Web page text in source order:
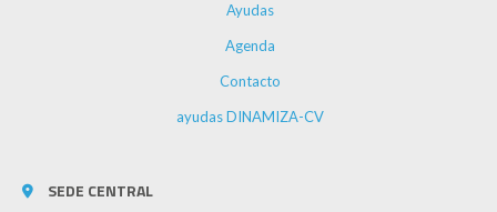
Ayudas
Agenda
Contacto
ayudas DINAMIZA-CV
SEDE CENTRAL